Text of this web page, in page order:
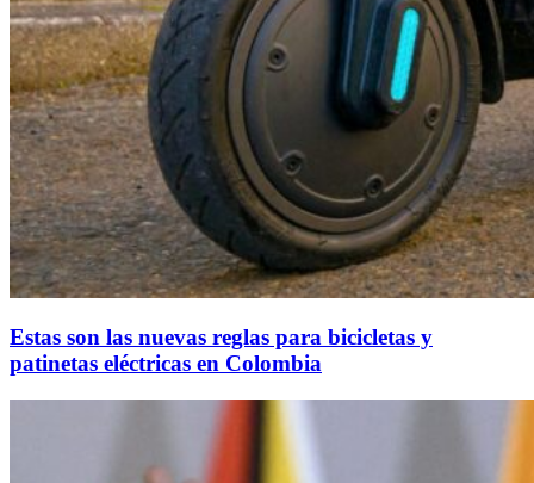
Estas son las nuevas reglas para bicicletas y
patinetas eléctricas en Colombia